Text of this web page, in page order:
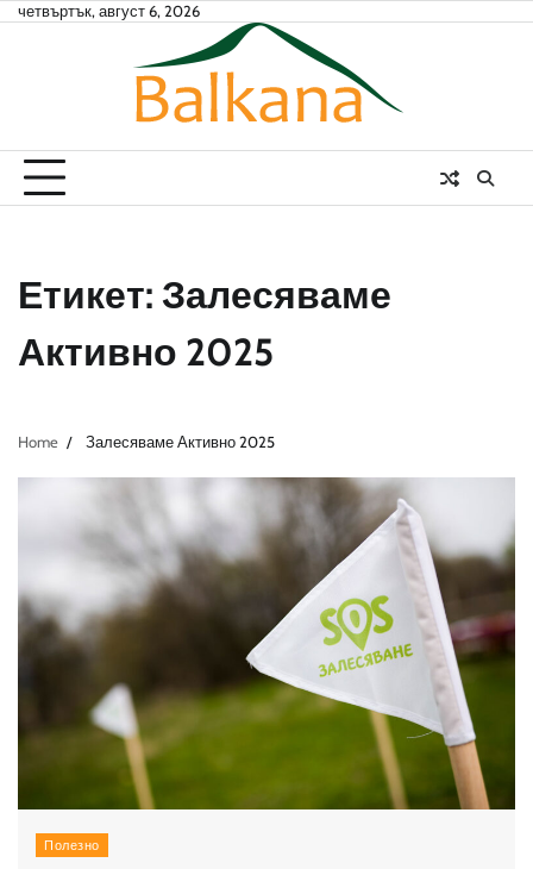
Skipчетвъртък, август 6, 2026
Етикет: Залесяваме
Активно 2025
Home Залесяваме Активно 2025
Полезно